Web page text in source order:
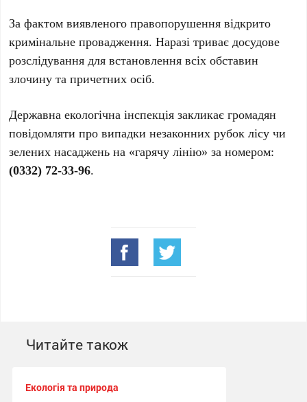
За фактом виявленого правопорушення відкрито
кримінальне провадження. Наразі триває досудове
розслідування для встановлення всіх обставин
злочину та причетних осіб.
Державна екологічна інспекція закликає громадян
повідомляти про випадки незаконних рубок лісу чи
зелених насаджень на «гарячу лінію» за номером:
(0332) 72-33-96.
Читайте також
Екологія та природа